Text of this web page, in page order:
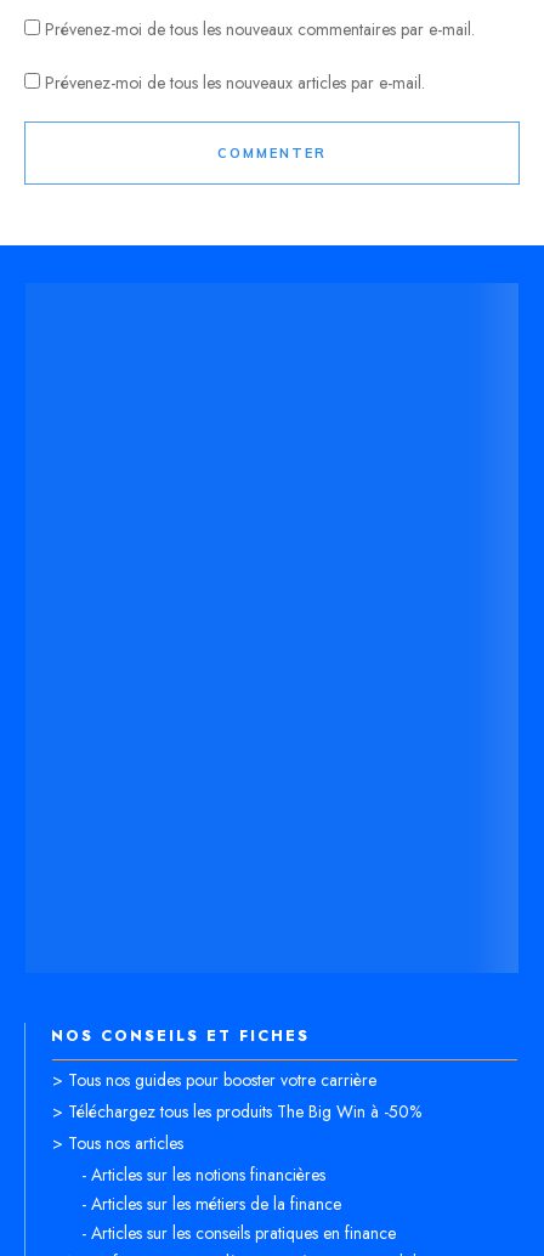
Prévenez-moi de tous les nouveaux commentaires par e-mail.
Prévenez-moi de tous les nouveaux articles par e-mail.
COMMENTER
NOS CONSEILS ET FICHES
> Tous nos guides pour booster votre carrière
> Téléchargez tous les produits The Big Win à -50%
> Tous nos articles
- Articles sur les notions financières
- Articles sur les métiers de la finance
- Articles sur les conseils pratiques en finance